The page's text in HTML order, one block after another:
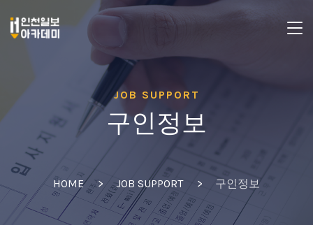
JOB SUPPORT
구인정보
HOME JOB SUPPORT 구인정보